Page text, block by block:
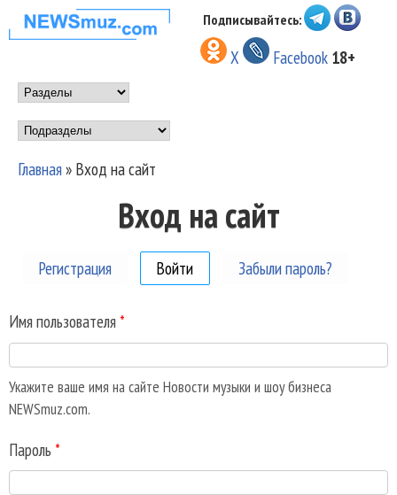
Перейти к основному
содержанию
НОВОСТИ
МУЗЫКИ И
ШОУ БИЗНЕСА
NEWSMUZ.COM
Подписывайтесь:
X Facebook 18+
Main menu
Подразделы
Вы здесь
Главная» Вход на сайт
Вход на сайт
Регистрация Войти (активная вкладка)
Забыли пароль?
Имя пользователя *
Укажите ваше имя на сайте Новости музыки и шоу бизнеса
NEWSmuz.com.
Пароль *